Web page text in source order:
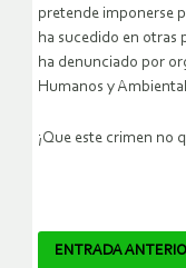
pretende imponerse
ha sucedido en otras
ha denunciado por
Humanos y
¡Que este crimen no
ENTRADA